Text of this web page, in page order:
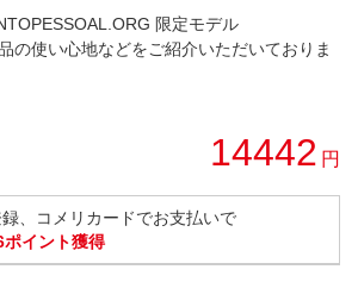
限定モデル
の使い心地などをご紹介いただいておりま
14442 円
、コメリカードでお支払いで
ポイント獲得